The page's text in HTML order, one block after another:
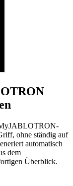
ohne ständig auf
automatisch
dem
Überblick.